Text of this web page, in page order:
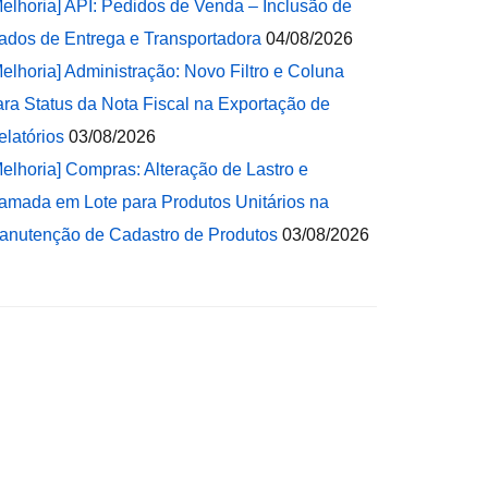
API: Pedidos de Venda – Inclusão de
de Entrega e Transportadora 04/08/2026
Administração: Novo Filtro e Coluna
Status da Nota Fiscal na Exportação de
03/08/2026
Compras: Alteração de Lastro e
em Lote para Produtos Unitários na
de Cadastro de Produtos 03/08/2026